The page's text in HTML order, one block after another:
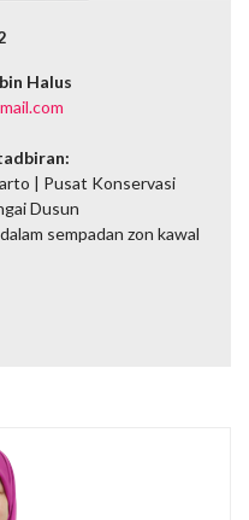
Halus
| Pusat Konservasi
Dusun
sempadan zon kawal